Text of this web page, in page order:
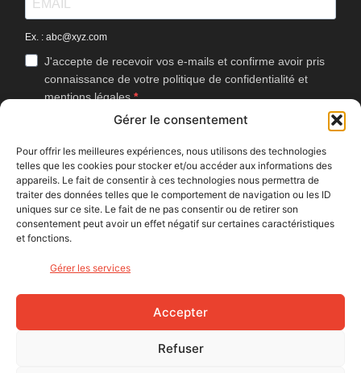
Gérer le consentement
Pour offrir les meilleures expériences, nous utilisons des technologies
telles que les cookies pour stocker et/ou accéder aux informations des
appareils. Le fait de consentir à ces technologies nous permettra de
traiter des données telles que le comportement de navigation ou les ID
uniques sur ce site. Le fait de ne pas consentir ou de retirer son
consentement peut avoir un effet négatif sur certaines caractéristiques
et fonctions.
Gérer les services
Accepter
Refuser
Ex. : abc@xyz.com
J'accepte de recevoir vos e-mails et confirme avoir pris
connaissance de votre politique de confidentialité et
mentions légales.
Vous pouvez vous désinscrire à tout moment en cliquant sur le lien
J'accepte que Bike Café mesure l'ouverture des
newsletters afin d'améliorer les contenus proposés.
S'INSCRIRE
NOUS SUIVRE